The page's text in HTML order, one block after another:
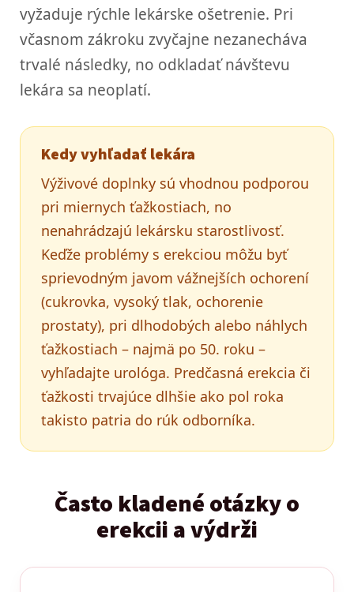
vyžaduje rýchle lekárske ošetrenie. Pri
včasnom zákroku zvyčajne nezanecháva
trvalé následky, no odkladať návštevu
lekára sa neoplatí.
Kedy vyhľadať lekára
Výživové doplnky sú vhodnou podporou
pri miernych ťažkostiach, no
nenahrádzajú lekársku starostlivosť.
Keďže problémy s erekciou môžu byť
sprievodným javom vážnejších ochorení
(cukrovka, vysoký tlak, ochorenie
prostaty), pri dlhodobých alebo náhlych
ťažkostiach – najmä po 50. roku –
vyhľadajte urológa. Predčasná erekcia či
ťažkosti trvajúce dlhšie ako pol roka
takisto patria do rúk odborníka.
Často kladené otázky o
erekcii a výdrži